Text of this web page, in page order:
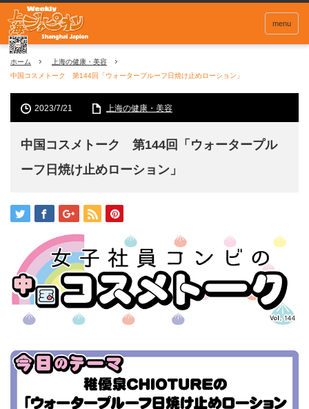
menu
ホーム
上海の健康・美容
中国コスメトーク 第144回「ウォータープルーフ日焼け止めローション」
2023/7/21 上海の健康・美容
中国コスメトーク 第144回「ウォータープル
ーフ日焼け止めローション」